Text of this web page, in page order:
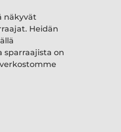
näkyvät
Heidän
sparraajista on